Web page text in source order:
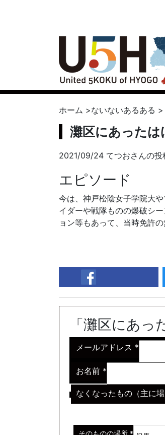
ホーム >ないないあるある >
灘区にあったは
2021/09/24 てつおさんの投
エピソード
今は、神戸松陰女子学院大
イダーや戦隊ものの爆破シ
ョン等もあって、当時免許
facebook
「灘区にあ
メールアドレス *
お名前 *
なくなったもの（主に